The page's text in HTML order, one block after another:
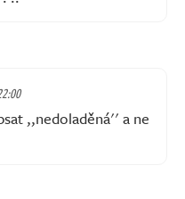
,,nedoladěná'' a ne